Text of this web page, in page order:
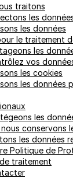
traitons
les
les données
le traitement
les
vos
les cookies
les données
les
conservons
les données
Politique de
traitement